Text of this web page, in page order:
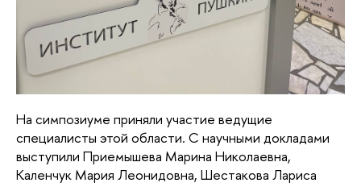
На симпозиуме приняли участие ведущие
специалисты этой области. С научными докладами
выступили Приемышева Марина Николаевна,
Каленчук Мария Леонидовна, Шестакова Лариса